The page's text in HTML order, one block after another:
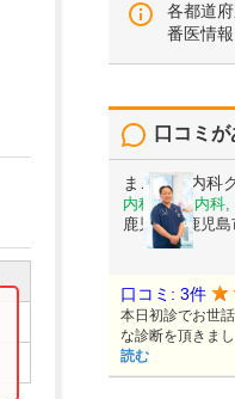
各都道
番医情報
口コミ
まごころ内科
内科, 神経内科
鹿児島県鹿児
口コミ: 3件
本日初診でお世
な診断を頂きま
読む